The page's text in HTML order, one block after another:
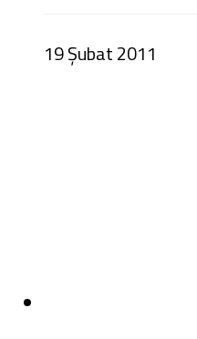
19 Şubat 2011